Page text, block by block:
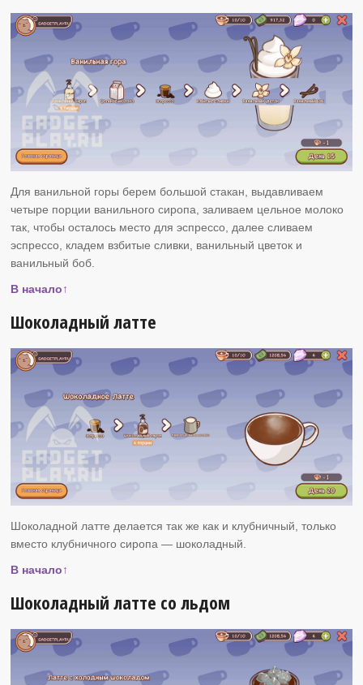
Для ванильной горы берем большой стакан, выдавливаем
четыре порции ванильного сиропа, заливаем цельное молоко
так, чтобы осталось место для эспрессо, далее сливаем
эспрессо, кладем взбитые сливки, ванильный цветок и
ванильный боб.
В начало↑
Шоколадный латте
Шоколадной латте делается так же как и клубничный, только
вместо клубничного сиропа — шоколадный.
В начало↑
Шоколадный латте со льдом